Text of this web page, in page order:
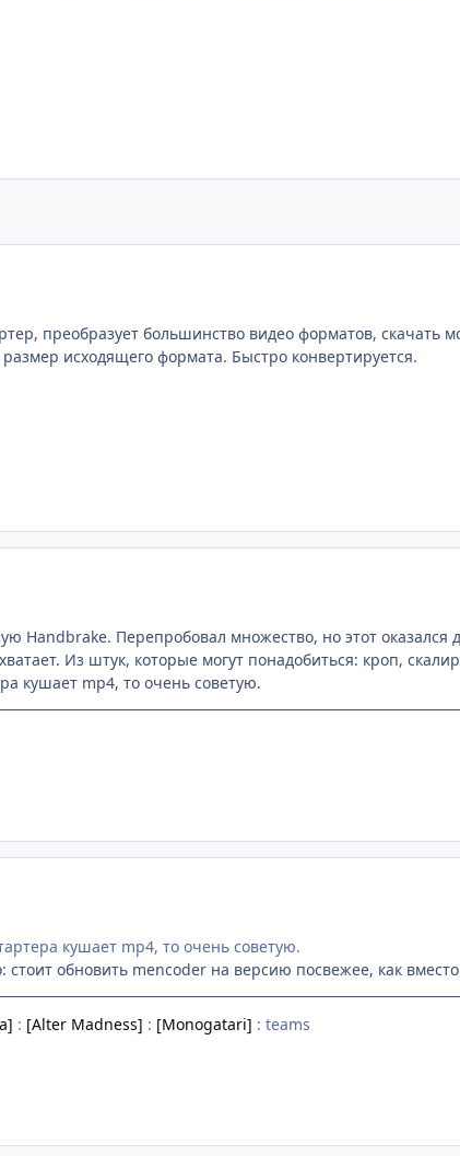
преобразует большинство видео форматов, скачать
размер исходящего формата. Быстро конвертируется.
Handbrake. Перепробовал множество, но этот
Из штук, которые могут понадобиться: кроп,
кушает mp4, то очень советую.
кушает mp4, то очень советую.
стоит обновить mencoder на версию посвежее, как
: [Alter Madness] : [Monogatari] : teams